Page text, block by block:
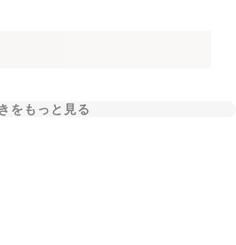
をもっと見る